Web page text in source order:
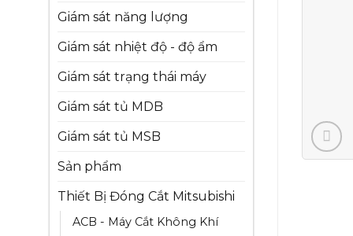
Giám sát năng lượng
Giám sát nhiệt độ - độ ẩm
Giám sát trạng thái máy
Giám sát tủ MDB
Giám sát tủ MSB
Sản phẩm
Thiết Bị Đóng Cắt Mitsubishi
ACB - Máy Cắt Không Khí